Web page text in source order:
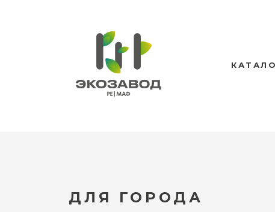
ДЛЯ ГОРОДА